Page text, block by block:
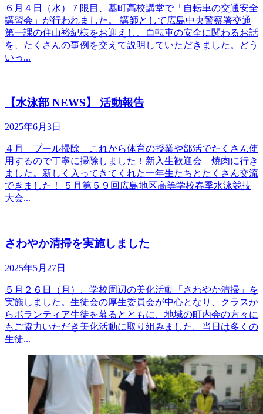
６月４日（水）７限目、基町高校講堂で「自転車の交通安全
講習会」が行われました。 講師として広島中央警察署交通
第一課の住山裕紀様をお迎えし、自転車の安全に関わるお話
を、たくさんの事例を交えて説明していただきました。どう
いっ...
【水泳部 NEWS】 活動報告
2025年6月3日
４月 プール掃除 これから体育の授業や部活でたくさん使
用するので丁寧に掃除しました！新入生歓迎会 焼肉に行き
ました。新しく入ってきてくれた一年生たちとたくさん交流
できました！ ５月第５９回広島地区高等学校春季水泳競技
大会...
さわやか清掃を実施しました
2025年5月27日
５月２６日（月）、学校周辺の美化活動「さわやか清掃」を
実施しました。生徒会の厚生委員会が中心となり、クラスか
らボランティア生徒を募るとともに、地域の町内会の方々に
もご協力いただき美化活動に取り組みました。当日は多くの
生徒...